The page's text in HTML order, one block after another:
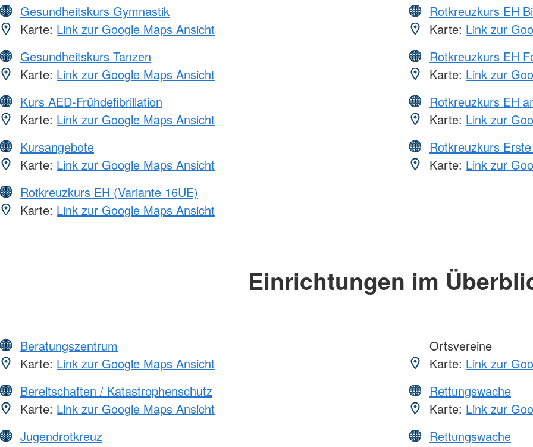
Gesundheitskurs Gymnastik
Karte: Link zur Google Maps Ansicht
Gesundheitskurs Tanzen
Karte: Link zur Google Maps Ansicht
Kurs AED-Frühdefibrillation
Karte: Link zur Google Maps Ansicht
Kursangebote
Karte: Link zur Google Maps Ansicht
Rotkreuzkurs EH (Variante 16UE)
Karte: Link zur Google Maps Ansicht
Rotkreuzkurs EH
Karte: Link zur
Rotkreuzkurs EH
Karte: Link zur
Rotkreuzkurs EH
Karte: Link zur
Rotkreuzkurs
Karte: Link zur
Einrichtungen im
Beratungszentrum
Karte: Link zur Google Maps Ansicht
Bereitschaften / Katastrophenschutz
Karte: Link zur Google Maps Ansicht
Jugendrotkreuz
Ortsvereine
Karte: Link zur
Rettungswache
Karte: Link zur
Rettungswache